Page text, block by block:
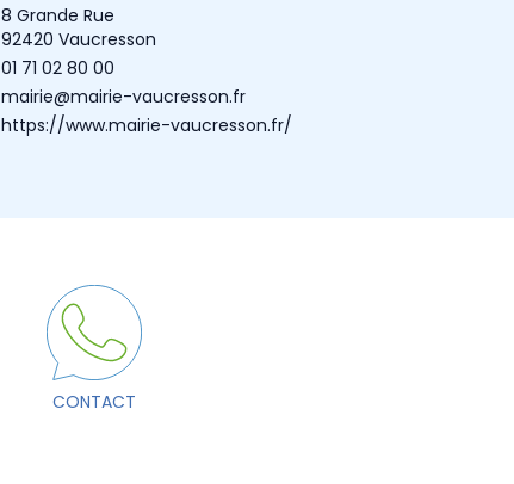
8 Grande Rue
92420 Vaucresson
01 71 02 80 00
mairie@mairie-vaucresson.fr
https://www.mairie-vaucresson.fr/
CONTACT